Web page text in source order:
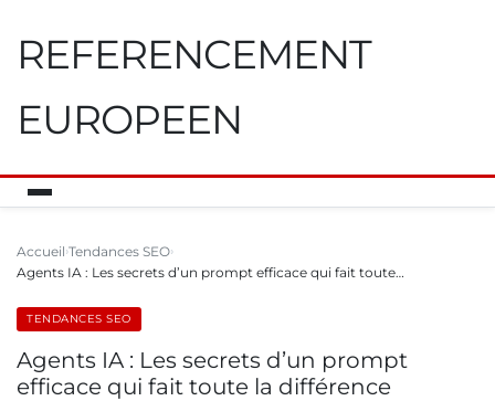
REFERENCEMENT
EUROPEEN
Accueil Tendances SEO
Agents IA : Les secrets d’un prompt efficace qui fait toute…
TENDANCES SEO
Agents IA : Les secrets d’un prompt
efficace qui fait toute la différence